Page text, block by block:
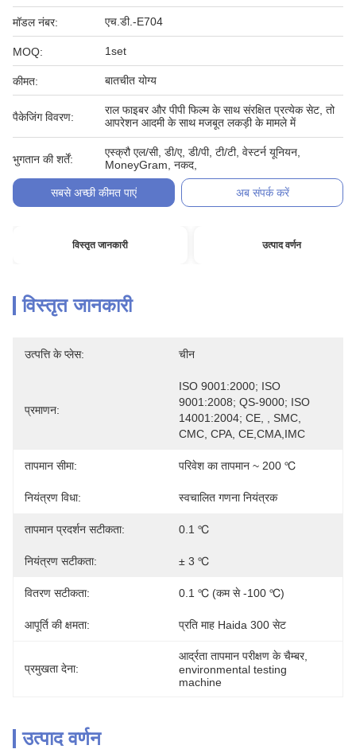
मॉडल नंबर: एच.डी.-E704
MOQ: 1set
कीमत: बातचीत योग्य
पैकेजिंग विवरण:
राल फाइबर और पीपी फिल्म के साथ संरक्षित प्रत्येक सेट, तो
आपरेशन आदमी के साथ मजबूत लकड़ी के मामले में
भुगतान की शर्तें:
एस्क्रौ एल/सी, डी/ए, डी/पी, टी/टी, वेस्टर्न यूनियन,
MoneyGram, नकद,
सबसे अच्छी कीमत पाएं अब संपर्क करें
विस्तृत जानकारी उत्पाद वर्णन
विस्तृत जानकारी
उत्पत्ति के प्लेस: चीन
प्रमाणन:
ISO 9001:2000; ISO
9001:2008; QS-9000; ISO
14001:2004; CE, , SMC,
CMC, CPA, CE,CMA,IMC
तापमान सीमा: परिवेश का तापमान ~ 200 ℃
नियंत्रण विधा: स्वचालित गणना नियंत्रक
तापमान प्रदर्शन सटीकता: 0.1 ℃
नियंत्रण सटीकता: ± 3 ℃
वितरण सटीकता: 0.1 ℃ (कम से -100 ℃)
आपूर्ति की क्षमता: प्रति माह Haida 300 सेट
प्रमुखता देना:
आर्द्रता तापमान परीक्षण के चैम्बर,
environmental testing
machine
उत्पाद वर्णन